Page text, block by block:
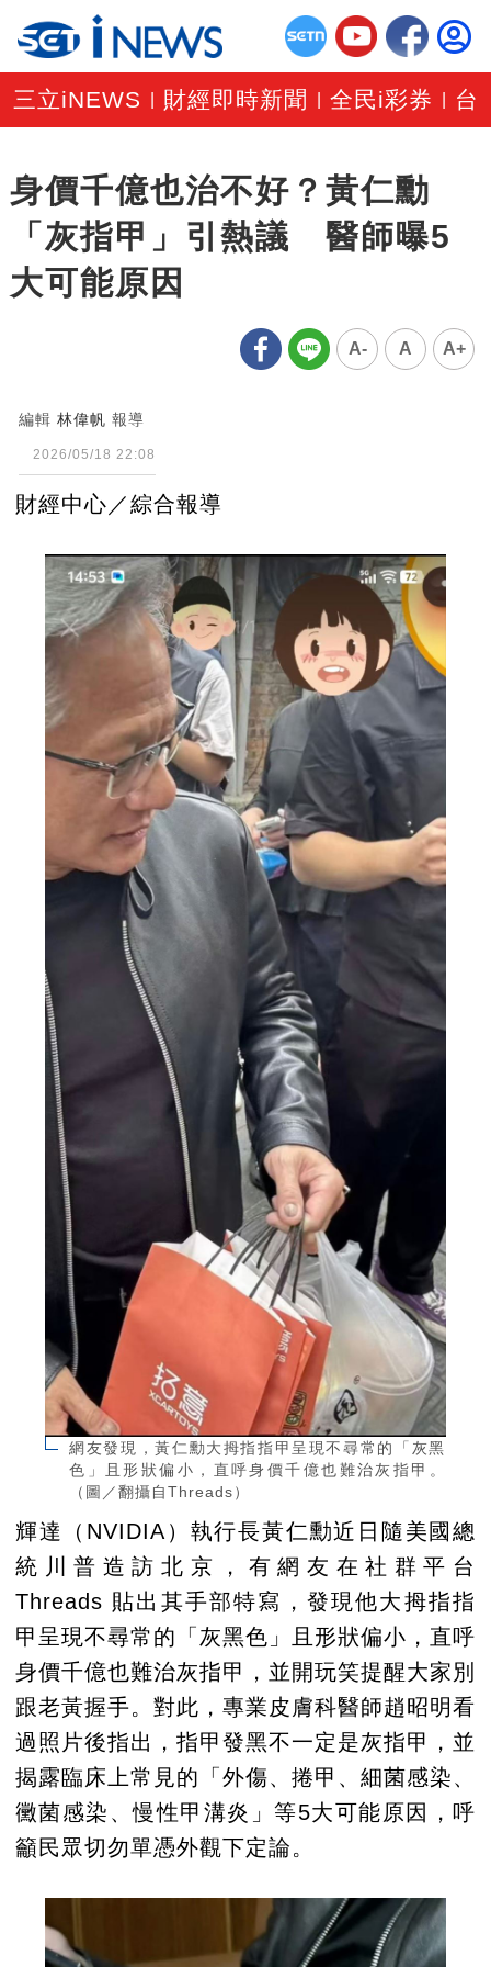
三立iNEWS 財經即時新聞 |全民i彩券 台
身價千億也治不好？黃仁勳
「灰指甲」引熱議 醫師曝5
大可能原因
A- A A+
編輯 林偉帆 報導
2026/05/18 22:08
財經中心／綜合報導
網友發現，黃仁勳大拇指指甲呈現不尋常的「灰黑
色」且形狀偏小，直呼身價千億也難治灰指甲。
（圖／翻攝自Threads）
輝達（NVIDIA）執行長黃仁勳近日隨美國總
統川普造訪北京，有網友在社群平台
Threads 貼出其手部特寫，發現他大拇指指
甲呈現不尋常的「灰黑色」且形狀偏小，直呼
身價千億也難治灰指甲，並開玩笑提醒大家別
跟老黃握手。對此，專業皮膚科醫師趙昭明看
過照片後指出，指甲發黑不一定是灰指甲，並
揭露臨床上常見的「外傷、捲甲、細菌感染、
黴菌感染、慢性甲溝炎」等5大可能原因，呼
籲民眾切勿單憑外觀下定論。